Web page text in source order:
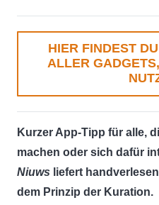
HIER FINDEST
ALLER
Kurzer App-Tipp für alle,
machen oder sich dafür
Niuws liefert
dem Prinzip der Kuration.